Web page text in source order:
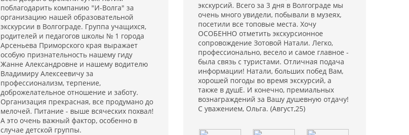
поблагодарить компанию "И-Волга" за
организацию нашей образовательной
экскурсии в Волгограде. Группа учащихся,
родителей и педагогов школы № 1 города
Арсеньева Приморского края выражает
особую признательность нашему гиду
Жанне Александровне и нашему водителю
Владимиру Алексеевичу за
профессионализм, терпение,
доброжелательное отношение и заботу.
Организация прекрасная, все продумано до
мелочей. Питание - выше всяческих похвал!
А это очень важный фактор, особенно в
случае детской группы.
экскурсий. Всего за 3 дня в Волгограде мы
очень много увидели, побывали в музеях,
посетили все топовые места. Хочу
ОСОБЕННО отметить экскурсионное
сопровождение Зотовой Натали. Легко,
профессионально, весело и самое главное -
была связь с туристами. Отличная подача
информации! Натали, больших побед Вам,
хорошей погоды во время экскурсий, а
также в душЕ. И конечно, премиальных
вознаграждений за Вашу душевную отдачу!
С уважением, Ольга. (Август,25)